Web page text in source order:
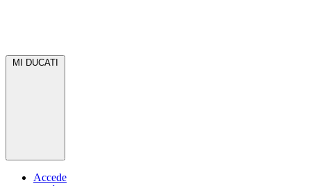
MI DUCATI
Accede